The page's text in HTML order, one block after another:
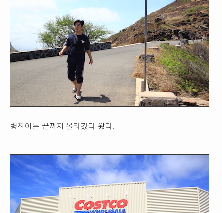
병찬이는 끝까지 올라갔다 왔다.